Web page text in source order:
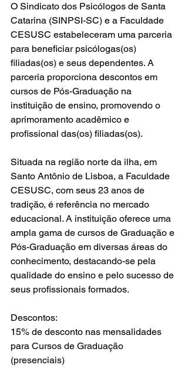
O Sindicato dos Psicólogos de Santa
Catarina (SINPSI-SC) e a Faculdade
CESUSC estabeleceram uma parceria
para beneficiar psicólogas(os)
filiadas(os) e seus dependentes. A
parceria proporciona descontos em
cursos de Pós-Graduação na
instituição de ensino, promovendo o
aprimoramento acadêmico e
profissional das(os) filiadas(os).
Situada na região norte da ilha, em
Santo Antônio de Lisboa, a Faculdade
CESUSC, com seus 23 anos de
tradição, é referência no mercado
educacional. A instituição oferece uma
ampla gama de cursos de Graduação e
Pós-Graduação em diversas áreas do
conhecimento, destacando-se pela
qualidade do ensino e pelo sucesso de
seus profissionais formados.
Descontos:
15% de desconto nas mensalidades
para Cursos de Graduação
(presenciais)